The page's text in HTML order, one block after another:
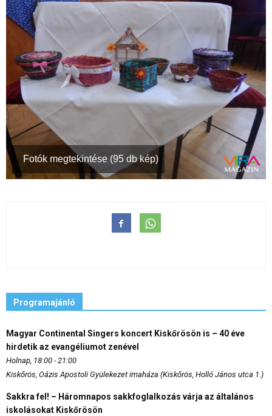
Fotók megtekintése (95 db kép)
Programajánló
Magyar Continental Singers koncert Kiskőrösön is – 40 éve
hirdetik az evangéliumot zenével
Holnap, 18:00 - 21:00
Kiskőrös, Oázis Apostoli Gyülekezet imaháza (Kiskőrös, Holló János utca 1.)
Sakkra fel! – Háromnapos sakkfoglalkozás várja az általános
iskolásokat Kiskőrösön